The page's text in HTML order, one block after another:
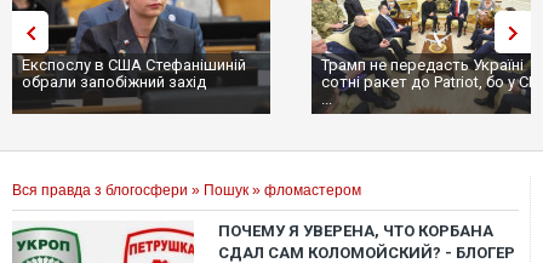
Експослу в США Стефанішиній
обрали запобіжний захід
Трамп не передасть Україні
сотні ракет до Patriot, бо у
...
Вся правда з блогосфери » Пошук » фломастером
ПОЧЕМУ Я УВЕРЕНА, ЧТО КОРБАНА
СДАЛ САМ КОЛОМОЙСКИЙ? - БЛОГЕР